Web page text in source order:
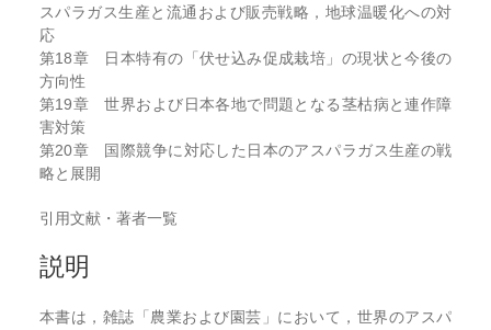
スパラガス生産と流通および販売戦略，地球温暖化への対
応
第18章 日本特有の「伏せ込み促成栽培」の現状と今後の
方向性
第19章 世界および日本各地で問題となる茎枯病と連作障
害対策
第20章 国際競争に対応した日本のアスパラガス生産の戦
略と展開
引用文献・著者一覧
説明
本書は，雑誌「農業および園芸」において，世界のアスパ